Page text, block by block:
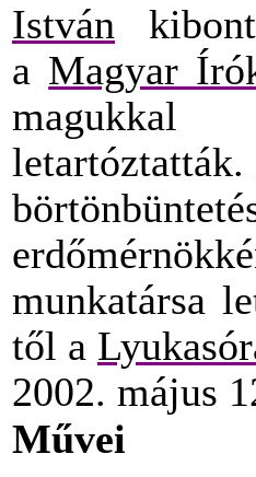
István
a Magyar
letartóztatták.
munkatársa
től a
2002. május
Művei